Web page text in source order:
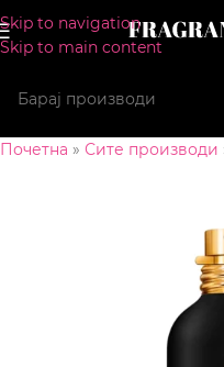
Skip to navigation
Skip to main content
Почетна » Сите производи